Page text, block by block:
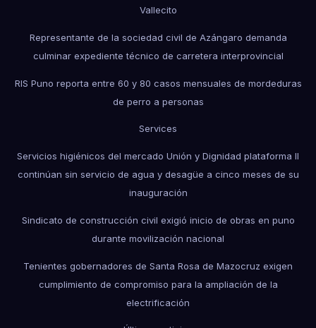
Vallecito
Representante de la sociedad civil de Azángaro demanda
culminar expediente técnico de carretera interprovincial
RIS Puno reporta entre 60 y 80 casos mensuales de mordeduras
de perro a personas
Services
Servicios higiénicos del mercado Unión y Dignidad plataforma II
continúan sin servicio de agua y desagüe a cinco meses de su
inauguración
Sindicato de construcción civil exigió inicio de obras en puno
durante movilización nacional
Tenientes gobernadores de Santa Rosa de Mazocruz exigen
cumplimiento de compromiso para la ampliación de la
electrificación